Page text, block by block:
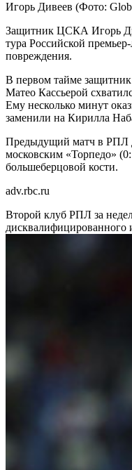
Игорь Дивеев (Фото:
Защитник ЦСКА Игорь
тура Российской
повреждения.
В первом тайме
Матео Кассьерой
Ему несколько минут
заменили на Кирилла
Предыдущий матч в РПЛ
московским «Торпедо»
большеберцовой кости.
adv.rbc.ru
Второй клуб РПЛ за
дисквалифицированного